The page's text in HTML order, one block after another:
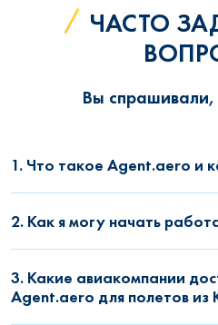
ЧАСТО
Вы
1. Что такое Agent.aero и
2. Как я могу начать
3. Какие авиакомпании
Agent.aero для полетов из